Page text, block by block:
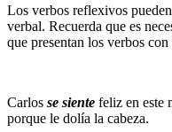
Los verbos reflexivos
verbal. Recuerda que es
que presentan los verbos
Carlos se siente feliz en este
porque le dolía la cabeza.